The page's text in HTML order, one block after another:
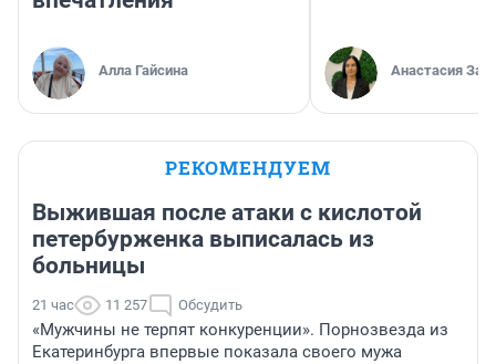
Алла Гайсина Анастасия
РЕКОМЕНДУЕМ
Выжившая после атаки с кислотой
петербурженка выписалась из
больницы
21 час 11 257 Обсудить
«Мужчины не терпят конкуренции». Порнозвезда из
Екатеринбурга впервые показала своего мужа